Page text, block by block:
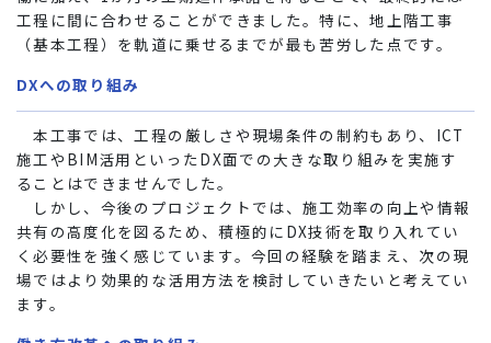
工程に間に合わせることができました。特に、地上階工事
（基本工程）を軌道に乗せるまでが最も苦労した点です。
DXへの取り組み
本工事では、工程の厳しさや現場条件の制約もあり、ICT
施工やBIM活用といったDX面での大きな取り組みを実施す
ることはできませんでした。
しかし、今後のプロジェクトでは、施工効率の向上や情報
共有の高度化を図るため、積極的にDX技術を取り入れてい
く必要性を強く感じています。今回の経験を踏まえ、次の現
場ではより効果的な活用方法を検討していきたいと考えてい
ます。